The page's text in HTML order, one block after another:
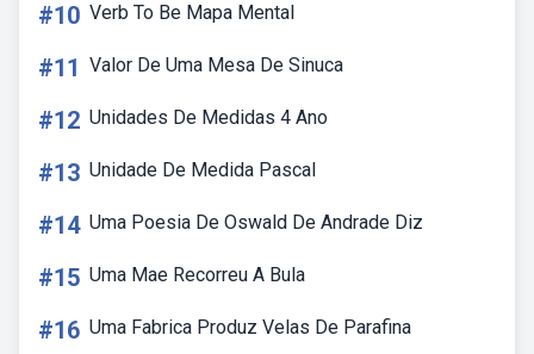
#10 Verb To Be Mapa Mental
#11 Valor De Uma Mesa De Sinuca
#12 Unidades De Medidas 4 Ano
#13 Unidade De Medida Pascal
#14 Uma Poesia De Oswald De Andrade Diz
#15 Uma Mae Recorreu A Bula
#16 Uma Fabrica Produz Velas De Parafina